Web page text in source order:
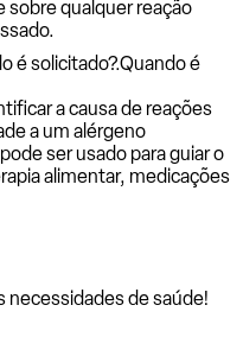
sobre qualquer reação
é solicitado?.Quando é
a causa de reações
a um alérgeno
ser usado para guiar o
alimentar, medicações
necessidades de saúde!